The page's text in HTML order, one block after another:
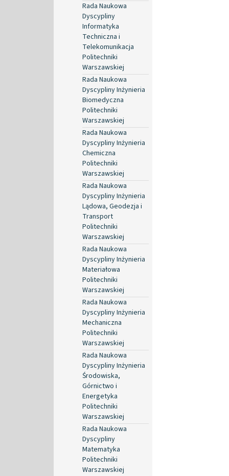
Rada Naukowa
Dyscypliny
Informatyka
Techniczna i
Telekomunikacja
Politechniki
Warszawskiej
Rada Naukowa
Dyscypliny Inżynieria
Biomedyczna
Politechniki
Warszawskiej
Rada Naukowa
Dyscypliny Inżynieria
Chemiczna
Politechniki
Warszawskiej
Rada Naukowa
Dyscypliny Inżynieria
Lądowa, Geodezja i
Transport
Politechniki
Warszawskiej
Rada Naukowa
Dyscypliny Inżynieria
Materiałowa
Politechniki
Warszawskiej
Rada Naukowa
Dyscypliny Inżynieria
Mechaniczna
Politechniki
Warszawskiej
Rada Naukowa
Dyscypliny Inżynieria
Środowiska,
Górnictwo i
Energetyka
Politechniki
Warszawskiej
Rada Naukowa
Dyscypliny
Matematyka
Politechniki
Warszawskiej